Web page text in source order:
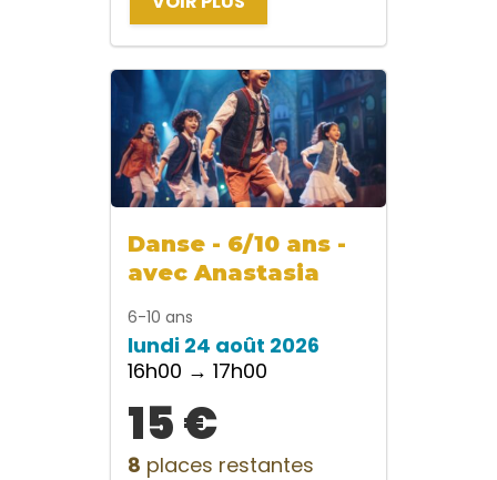
Danse - 6/10 ans -
avec Anastasia
6-10 ans
lundi 24 août 2026
16h00 → 17h00
15 €
8 places restantes